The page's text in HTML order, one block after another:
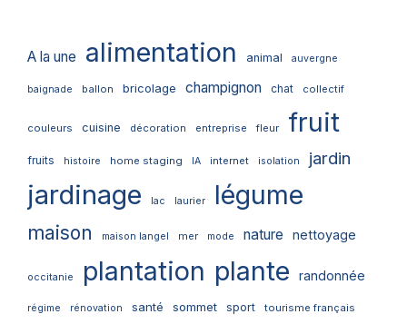
A la une alimentation animal auvergne
baignade ballon bricolage champignon chat collectif
couleurs cuisine décoration entreprise fleur fruit
fruits histoire home staging IA internet isolation jardin
jardinage lac laurier légume
maison maison langel mer mode nature nettoyage
occitanie plantation plante randonnée
régime rénovation santé sommet sport tourisme français